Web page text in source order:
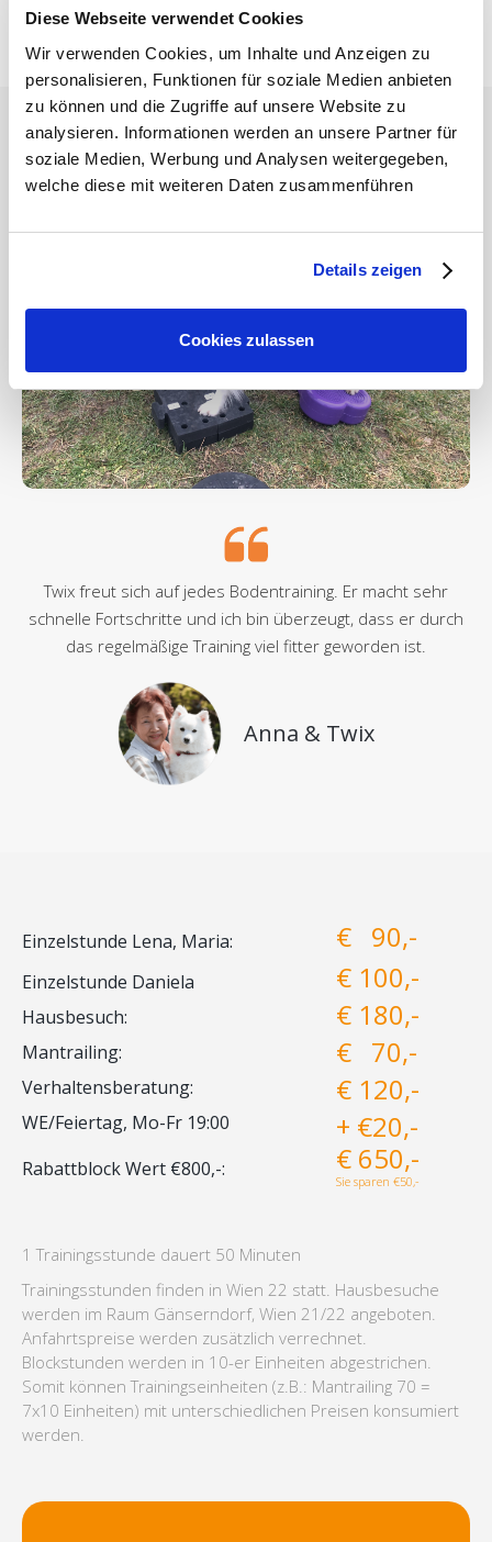
Diese Webseite verwendet Cookies
Wir verwenden Cookies, um Inhalte und Anzeigen zu
personalisieren, Funktionen für soziale Medien anbieten
zu können und die Zugriffe auf unsere Website zu
analysieren. Informationen werden an unsere Partner für
soziale Medien, Werbung und Analysen weitergegeben,
welche diese mit weiteren Daten zusammenführen
Details zeigen
Cookies zulassen
Twix freut sich auf jedes Bodentraining. Er macht sehr
schnelle Fortschritte und ich bin überzeugt, dass er durch
das regelmäßige Training viel fitter geworden ist.
Anna & Twix
Einzelstunde Lena, Maria: € 90,-
Einzelstunde Daniela
Hausbesuch:
Mantrailing:
Verhaltensberatung:
WE/Feiertag, Mo-Fr 19:00
€ 100,-
€ 180,-
€ 70,-
€ 120,-
+ €20,-
Rabattblock Wert €800,-: € 650,-
Sie sparen €50,-
1 Trainingsstunde dauert 50 Minuten
Trainingsstunden finden in Wien 22 statt. Hausbesuche
werden im Raum Gänserndorf, Wien 21/22 angeboten.
Anfahrtspreise werden zusätzlich verrechnet.
Blockstunden werden in 10-er Einheiten abgestrichen.
Somit können Trainingseinheiten (z.B.: Mantrailing 70 =
7x10 Einheiten) mit unterschiedlichen Preisen konsumiert
werden.